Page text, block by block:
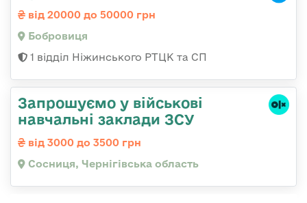
від 20000 до 50000 грн
Бобровиця
1 відділ Ніжинського РТЦК та СП
Запрошуємо у військові
навчальні заклади ЗСУ
від 3000 до 3500 грн
Сосниця, Чернігівська область